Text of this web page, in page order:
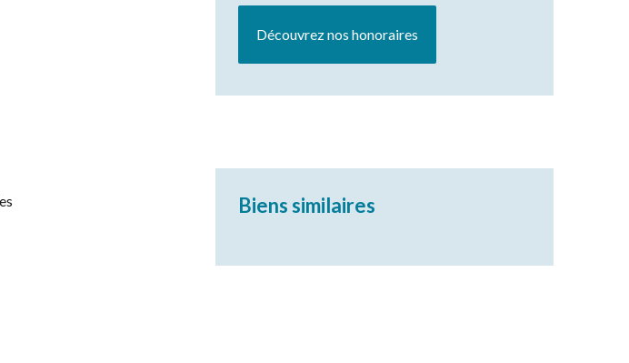
Découvrez nos honoraires
Biens similaires